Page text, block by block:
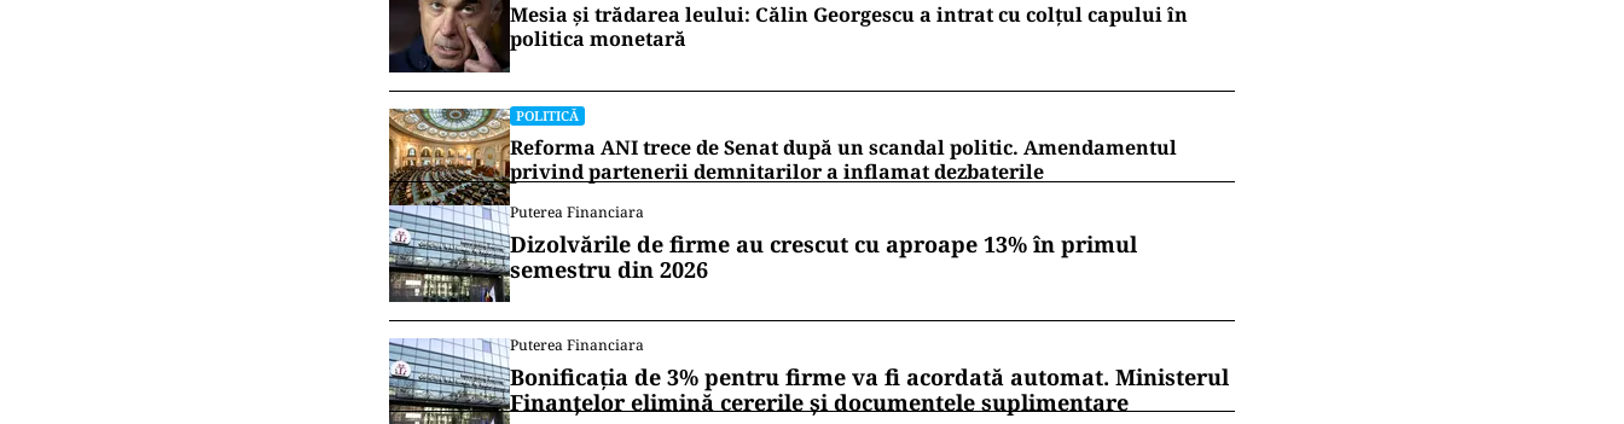
Mesia și trădarea leului: Călin Georgescu a intrat cu colțul capului în
politica monetară
POLITICĂ
Reforma ANI trece de Senat după un scandal politic. Amendamentul
privind partenerii demnitarilor a inflamat dezbaterile
Puterea Financiara
Dizolvările de firme au crescut cu aproape 13% în primul
semestru din 2026
Puterea Financiara
Bonificația de 3% pentru firme va fi acordată automat. Ministerul
Finanțelor elimină cererile și documentele suplimentare